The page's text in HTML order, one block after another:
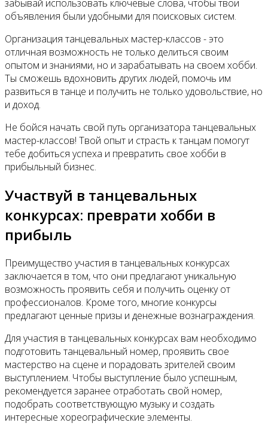
забывай использовать ключевые слова, чтобы твои
объявления были удобными для поисковых систем.
Организация танцевальных мастер-классов - это
отличная возможность не только делиться своим
опытом и знаниями, но и зарабатывать на своем хобби.
Ты сможешь вдохновить других людей, помочь им
развиться в танце и получить не только удовольствие, но
и доход.
Не бойся начать свой путь организатора танцевальных
мастер-классов! Твой опыт и страсть к танцам помогут
тебе добиться успеха и превратить свое хобби в
прибыльный бизнес.
Участвуй в танцевальных
конкурсах: преврати хобби в
прибыль
Преимущество участия в танцевальных конкурсах
заключается в том, что они предлагают уникальную
возможность проявить себя и получить оценку от
профессионалов. Кроме того, многие конкурсы
предлагают ценные призы и денежные вознаграждения.
Для участия в танцевальных конкурсах вам необходимо
подготовить танцевальный номер, проявить свое
мастерство на сцене и порадовать зрителей своим
выступлением. Чтобы выступление было успешным,
рекомендуется заранее отработать свой номер,
подобрать соответствующую музыку и создать
интересные хореографические элементы.